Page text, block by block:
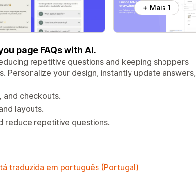
+ Mais 1
page FAQs with AI.
repetitive questions and keeping shoppers
Personalize your design, instantly update answers,
and checkouts.
layouts.
reduce repetitive questions.
traduzida em português (Portugal)